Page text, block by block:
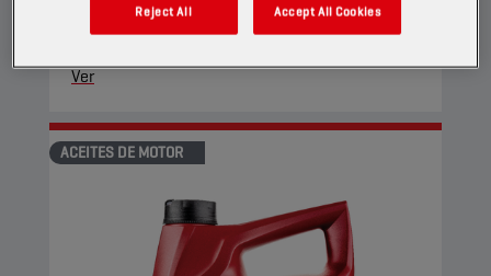
Technology va más allá de los límites de los
productos totalmente sintéticos a base de
ésteres convencionales.
Ver
ACEITES DE MOTOR
Reject All Accept All Cookies